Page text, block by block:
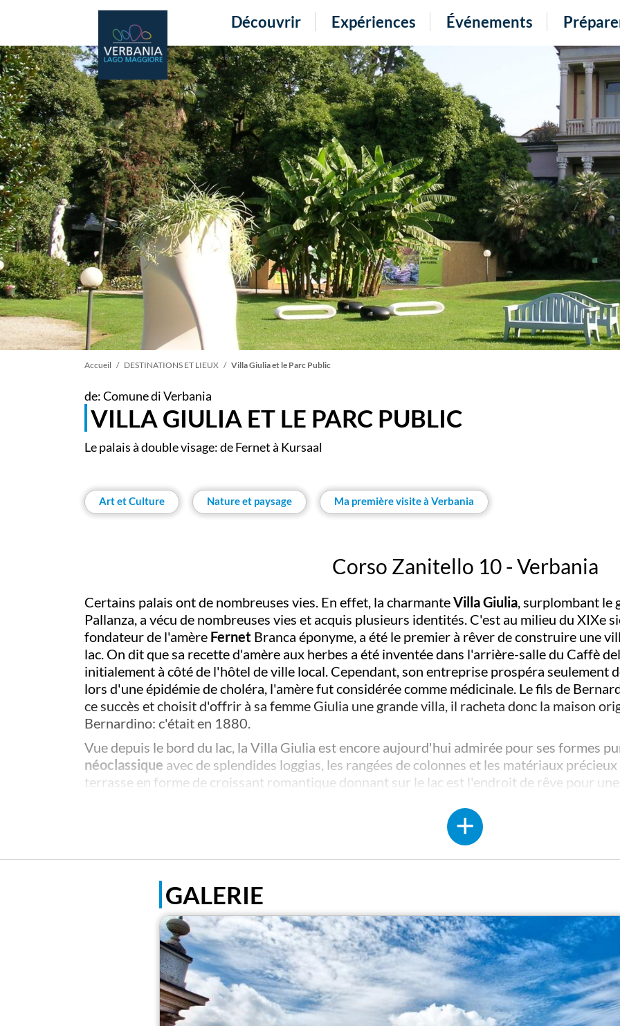
Découvrir Expériences Événements
Fil
d'Ariane
Accueil DESTINATIONS ET LIEUX Villa Giulia et le Parc Public
de: Comune di Verbania
VILLA GIULIA ET LE PARC PUBLIC
Le palais à double visage: de Fernet à Kursaal
Art et Culture Nature et paysage Ma première visite à Verbania
Corso Zanitello 10 - Verbania
Certains palais ont de nombreuses vies. En effet, la charmanteVilla Giulia, surplombant le
Pallanza, a vécu de nombreuses vies et acquis plusieurs identités. C'est au milieu du XIXe
fondateur de l'amère Fernet Branca éponyme, a été le premier à rêver de construire une
lac. On dit que sa recette d'amère aux herbes a été inventée dans l'arrière-salle du Caffè
initialement à côté de l'hôtel de ville local. Cependant, son entreprise prospéra seulement
lors d'une épidémie de choléra, l'amère fut considérée comme médicinale. Le fils de
ce succès et choisit d'offrir à sa femme Giulia une grande villa, il racheta donc la maison
Bernardino: c'était en 1880.
Vue depuis le bord du lac, la Villa Giulia est encore aujourd'hui admirée pour ses formes
néoclassique avec de splendides loggias, les rangées de colonnes et les matériaux
terrasse en forme de croissant romantique donnant sur le lac est l'endroit de rêve pour
a choisi de ne pas répliquer le même style
rue, où la Villa Giulia se présente comme un édifice sombre avec de grandes fenêtres,
du Palazzo Strozzi à Florence. Classicisme et Renaissance: les deux visages du génie
Dans les années 1930, la villa entama une nouvelle vie. RebaptiséeKursaal, elle abrita
temps. Dans les années 1950, elle fut agrandie de deux grandes salles et, au fil des
Aujourd'hui, la Villa appartient à la Municipalité de Verbania, et les salles décoratives de
fond parfaite pourdes expositions d'art contemporain, des présentations culturelles et
importants tels que"Editoria e Giardini"(foire annuelle du livre botanique) et la "Mostra
(exposition hivernale et printanière de camélias).
Le jardin de la Villa Giulia est unparc ouvert au publicavec un kiosque-café. Assis à
peuvent admirer le spectacle époustouflant du Lac Majeur, des îles, de la vallée de Toce et
GALERIE